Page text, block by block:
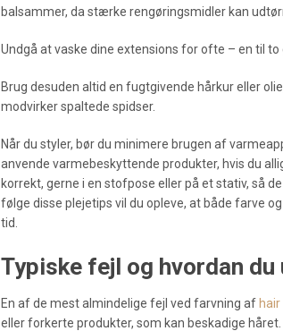
balsammer, da stærke rengøringsmidler kan
Undgå at vaske dine extensions for ofte – en til
Brug desuden altid en fugtgivende hårkur eller
modvirker spaltede spidser.
Når du styler, bør du minimere brugen af
anvende varmebeskyttende produkter, hvis du
korrekt, gerne i en stofpose eller på et stativ, så
følge disse plejetips vil du opleve, at både farve
tid.
Typiske fejl og hvordan du
En af de mest almindelige fejl ved farvning af
eller forkerte produkter, som kan beskadige